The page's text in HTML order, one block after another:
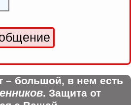
– большой, в нем есть
. Защита от